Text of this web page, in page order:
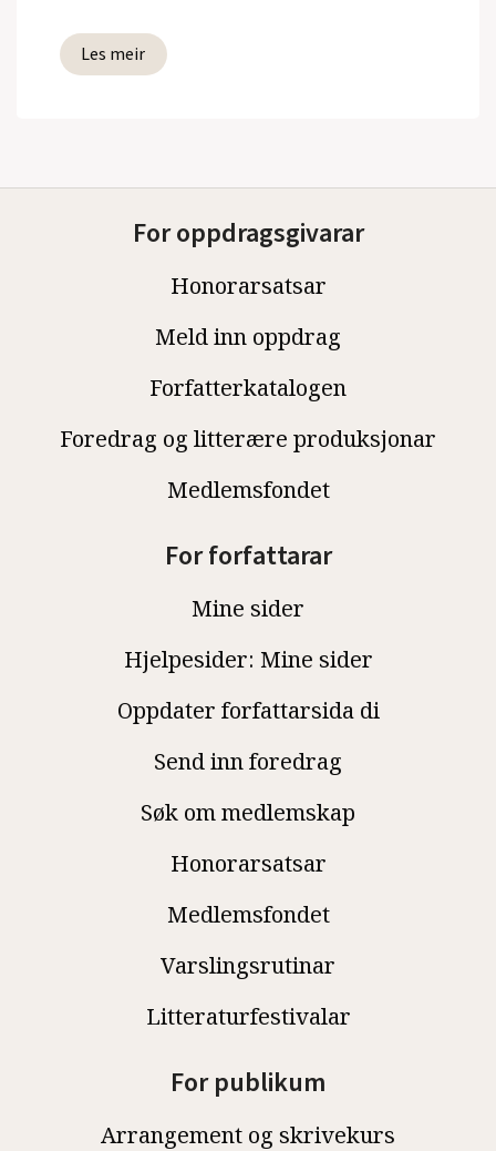
Les meir
For oppdragsgivarar
Honorarsatsar
Meld inn oppdrag
Forfatterkatalogen
Foredrag og litterære produksjonar
Medlemsfondet
For forfattarar
Mine sider
Hjelpesider: Mine sider
Oppdater forfattarsida di
Send inn foredrag
Søk om medlemskap
Honorarsatsar
Medlemsfondet
Varslingsrutinar
Litteraturfestivalar
For publikum
Arrangement og skrivekurs